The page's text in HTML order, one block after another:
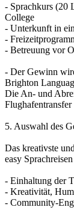
- Sprachkurs (20
College
- Unterkunft in
-
- Betreuung vor
- Der Gewinn
Brighton
Die An- und
5. Auswahl des
Das kreativste
easy
- Einhaltung der
- Kreativität,
- Community-